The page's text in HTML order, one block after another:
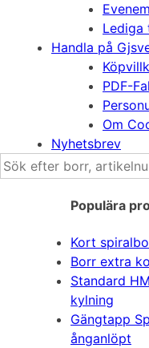
Lediga
Handla på
PDF-
Om
Nyhetsbrev
Sök
efter:
Populära
Kort
Borr extra
Standard
kylning
Gängtapp
ånganlöpt